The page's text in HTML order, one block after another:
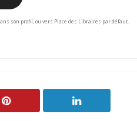
son profil, ou vers Place des Libraires par défaut.